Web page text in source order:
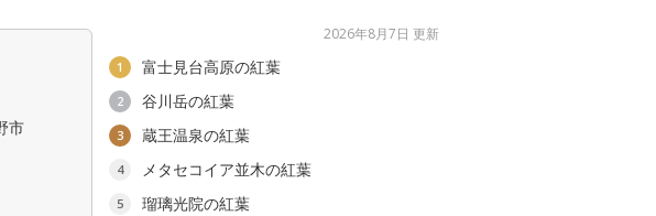
市
2026年8月7日 更新
1 富士見台高原の紅葉
2 谷川岳の紅葉
3 蔵王温泉の紅葉
4 メタセコイア並木の紅葉
5
瑠璃光院の紅葉